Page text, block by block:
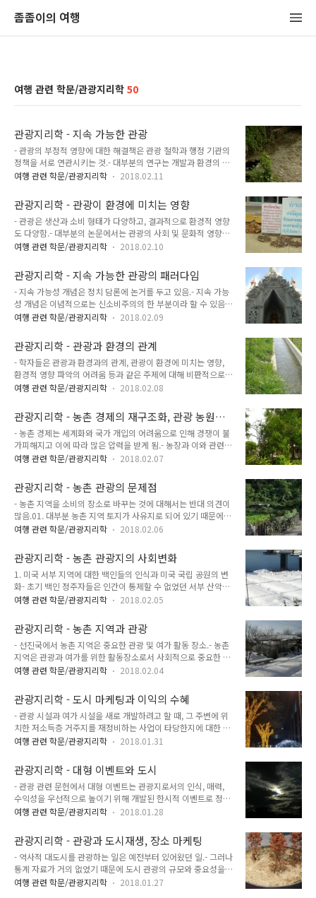
좀좀이의 여행
여행 관련 학문/관광지리학 50
관광지리학 - 지속 가능한 관광
- 관광의 부정적 영향에 대한 해결책은 관광 철학과 행정 기관의
정책을 서로 연관시키는 것.- 대부분의 연구는 개발과 환경의 관
계를 개발 입장의 불평등한 교환이라 주장.- 그러나 지속 가능한
공동체에 권한을 부여하기 위한 인식의 틀을 제공.- 이러한 개념
들은 선진국과 개발도상국의 조직체에 의해 점진적으로 인식되
고 있음. - 지속 가능한 방법은 다음 두 방법에 의해 가능.01. 관
광 환경 관리와 관련된 기술적 측면.02. 관광객의 행태, 개발 과
정, 지역공동체, 이러한 요소들을 연결하는 기관과 관련. 지속 가
비용-이익 분석 (COBA)- 균형모형- 농촌에 의한 가치평가- 지
리..
여행 관련 학문/관광지리학 2018.02.11
관광지리학 - 관광이 환경에 미치는 영향
- 관광은 생산과 소비 형태가 다양하고, 결과적으로 환경적 영향
도 다양함.- 대부분의 논문에서는 관광의 사회 및 문화적 영향과
부정적 영향을 다루는 경우가 많음 -> 이러한 양상에만 초점을
관광은 자연 및 인문 환경의 모든 유형에 영향을 미쳐왔음. - 관
광은 호텔, 놀이공원, 해안 산책길과 같은 관광 시설물 건설을 통
해 생태계를 직접적으로 파괴 가능.- 특히 관광 개발은 해안, 산
문화 유적지처럼 환경적으로 예민한 지역에서 이루어지는 경우
가 많음. 이러한 지역에서는 관광개발 전 과정에 걸쳐 환경 오염
문에 의해 야기될 수도 있음.- 환경적인 영향을 파악할 수 있는
가장 간단한 ..
여행 관련 학문/관광지리학 2018.02.10
관광지리학 - 지속 가능한 관광의 패러다임
- 지속 가능성 개념은 정치 담론에 논거를 두고 있음.- 지속 가능
성 개념은 이념적으로는 신소비주의의 한 부분이라 할 수 있음.-
관광 내에서 지속 가능성이라는 이데올로기는 지속 가능한 관광
크게 두 가지 사항에서 도출됨.01. 경제 개발의 환경적 영향에
대한 인식 증가.02. 대중 관광의 자연, 사회, 문화, 경제적 영향.
브룬틀란트 보고서의 지속 가능한 개발 개념- 종합적인 계획과
전략을 수립해야 함.- 생태보전이 필요함.- 문화유산과 생물의 다
양성을 보전할 필요가 있음.- 다음 세대에도 생산성이 지속될 수
적 형평성이 있어야 함. - 브룬틀란트 보고서 : 지속 가능한 개발
의..
여행 관련 학문/관광지리학 2018.02.09
관광지리학 - 관광과 환경의 관계
- 학자들은 관광과 환경과의 관계, 관광이 환경에 미치는 영향,
환경적 영향 파악의 어려움 등과 같은 주제에 대해 비판적으로
문제 제기중.- 대부분의 문헌에서는 관광과 환경이 상호의존적
속 가능성과 생태 관광의 개념을 묶는 데 공헌.- 관광객 수 증가
는 특정 환경의 보호 및 보전의 필요성을 제기.- 버틀러 : 어떤 관
광은 환경과의 연관성이 매우 적다고 주장하면서 관광과 환경이
상호의존적이라는 '의존성 신화'에 도전.- 버틀러의 관점에 따르
면, 관광과 환경의 관계는 복잡하고 다양하며 특히 비용 요인(휴
광 형태와 휴양지 유형에 영향을 받기 때문에 그 유형이 매우 다
양.- 어떤 관광..
여행 관련 학문/관광지리학 2018.02.08
관광지리학 - 농촌 경제의 재구조화, 관광 농원의
역할
- 농촌 경제는 세계화와 국가 개입의 어려움으로 인해 경쟁이 불
가피해지고 이에 따라 많은 압력을 받게 됨.- 농장과 이와 관련된
공장 (식품 가공 처리), 농장에 의존하는 생산자와 소비자 서비스
을 겪게 됨.- 전 세계 선진국의 농촌 경제는 이러한 압력에 대응
해 재구조화되고 있음.- 개인적인 농장 자본의 활용과 국가 개입
을 통해 농촌 경제는 점점 다양화중.- 농촌 지역에서 관광은 종종
농촌 경제 재구조화의 선두 주자가 되는 동시에 농촌 경제병의
만병통치약이 되고 있음.- 관광은 농촌 지역에서 생산을 포디스
관광에는 순기능이 많음.예) 소득 유지, 직업 창출, 도로시설 향
상, 사회기반시..
여행 관련 학문/관광지리학 2018.02.07
관광지리학 - 농촌 관광의 문제점
- 농촌 지역을 소비의 장소로 바꾸는 것에 대해서는 반대 의견이
많음.01. 대부분 농촌 지역 토지가 사유지로 되어 있기 때문에
개발에 어려움이 많음.02. 농촌 지역의 전원적 풍경의 목장과 레
있음.예) 별장 소유권으로 인해 주인과 손님간 갈등.예) 평화와
고요함을 즐기려는 사람 오락을 즐기려는 사람03. 레크리에이션
시설에 대한 농촌 지역 거주자의 접근 문제가 있을 수 있음. - 농
촌 지역은 옥외 레크리에이션 시설물을 만드는 것에 다소 문제가
있기는 하나 수변환경, 아름다운 경관, 등반 및 행글라이딩에 적
여가 장소는 관광객이 방문할 수 있도록 서로 연계될 필요가 있
음.- 아직..
여행 관련 학문/관광지리학 2018.02.06
관광지리학 - 농촌 관광지의 사회변화
1. 미국 서부 지역에 대한 백인들의 인식과 미국 국립 공원의 변
화- 초기 백인 정주자들은 인간이 통제할 수 없었던 서부 산악지
역을 공포의 대상으로 간주.- 19세기 중후반부터 개척 지역의 야
을 증진하며 심리적인 안정감을 제공함으로써 대중에게 좋은 의
미로 받아들여짐 -> 국립공원운동에 크게 기여.- 현재 미국 서부
지역에 대략 40개의 국립 공원 존재 : 농촌 지역이 두려움의 대
상이었던 지역에서 보석 같은 유적지로 변화한 것을 상징적으로
보여줌.- 미국 국립 공원 설립에 백인 정착자의 의견은 극히 일부
견과 원주민의 거주와 이 지역에서 백인 정착자와 원주민이 사회
적 관계를 맺어야 한다..
여행 관련 학문/관광지리학 2018.02.05
관광지리학 - 농촌 지역과 관광
- 선진국에서 농촌 지역은 중요한 관광 및 여가 활동 장소.- 농촌
지역은 관광과 여가를 위한 활동장소로서 사회적으로 중요한 의
미를 지님.- 농촌의 목가적인 풍경은 현대 도시 산업사회에서 생
수 있게 해줌.- 넓은 옥외공간은 공간집약적인 레크리에이션 활
동을 가능하게 함. - 레이먼드 : Williams, R.) 자신의 '농촌과 도
시'라는 주제의 세미나에서 농촌 지역은 도시 생활이 없는 곳이
라 정의.-> 농촌과 도시의 개념은 문화적인 정의. - 농촌과 도시
의 개념은 농촌 레크리에이션과 여가에도 확대해서 적용 가능.-
님.- 팻모어 : 레크리에이션 활동을 위해 농촌 지역이 필요함을
강조..
여행 관련 학문/관광지리학 2018.02.04
관광지리학 - 도시 마케팅과 이익의 수혜
- 관광 시설과 여가 시설을 새로 개발하려고 할 때, 그 주변에 위
치한 저소득층 거주지를 재정비하는 사업이 타당한지에 대한 의
구심이 증가하고 있음.- 사업의 효과 면에 존재하는 논란01. 도
한 경제적 의문02. 분배와 관련된 문제 - 누가 개발 이익을 얻게
될 것인가- 이런 사회경제적, 환경적 이익이 어떤 방식과 어느 범
위까지 확산될 것인지와 같은 지리적인 논쟁은 이 두 문제와 긴
밀히 연결되어 있음.- 이러한 잠재적 논란은 공적 자금과 사적 자
금의 지출 목표가 매우 다르기 때문에 두 자금을 어떻게 조합해
수 없는 사업 계획에서 발생.- 사적 부문의 자금은 국내 및 국제
회의 관련 시설물..
여행 관련 학문/관광지리학 2018.01.31
관광지리학 - 대형 이벤트와 도시
- 관광 관련 문헌에서 대형 이벤트는 관광지로서의 인식, 매력,
수익성을 우선적으로 높이기 위해 개발된 한시적 이벤트로 정
의.- 대형 이벤트 관광에는 스포츠 이벤트, 품평회, 축제, 전람회
동에 이르기까지 규모나 범위가 다양.- 그러나 이런 이벤트는 새
로운 것이 아니며, 19세기 중반 산업 혁명을 축하하기 위해 개최
된 1851년 런던 만국박람회에서 비롯되었음. - 웨일러, 홀
Weiler & Hall : "대형 이벤트는 현대 관광의 이미지 구축자" 라
주장.- 월드컵이나 올림픽 같은 주요 이벤트의 주최는 투기의 성
여행 관련 학문/관광지리학 2018.01.28
관광지리학 - 관광과 도시재생, 장소 마케팅
- 역사적 대도시를 관광하는 일은 예전부터 있어왔던 일.- 그러나
통계 자료가 거의 없었기 때문에 도시 관광의 규모와 중요성을
비교해서 연구하기는 어려우며, 한정된 자료에 의거해 국제적으
여행 관련 학문/관광지리학 2018.01.27